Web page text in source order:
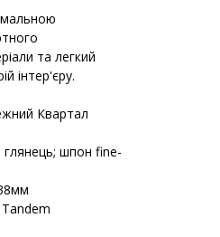
та легкий
інтер'єру.
Квартал
шпон fine-